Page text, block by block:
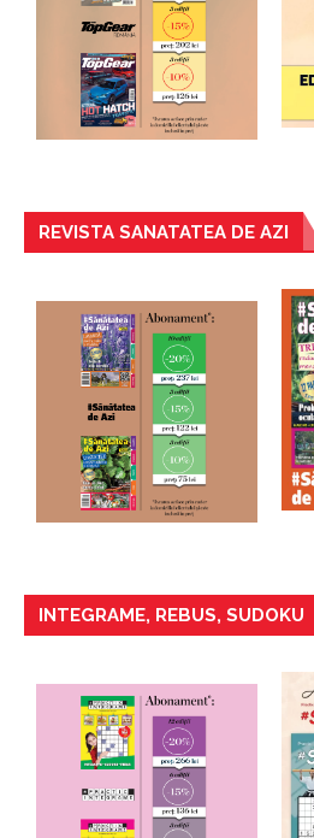
REVISTA SANATATEA DE AZI
INTEGRAME, REBUS, SUDOKU